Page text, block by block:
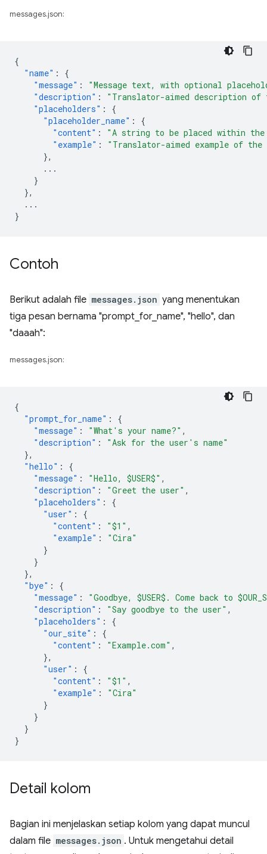
messages.json:
{
"name" :
{
"message" :
"Message text, with optional
"description" :
"Translator-aimed description of
"placeholders" :
{
"placeholder_name" :
{
"content" :
"A string to be placed within the
"example" :
"Translator-aimed example of
},
...
}
},
...
}
Contoh
Berikut adalah file messages.json yang menentukan
tiga pesan bernama "prompt_for_name", "hello", dan
"daaah":
messages.json:
{
"prompt_for_name" :
{
"message" : "What's your name?" ,
"description" :
"Ask for the user's name"
},
"hello" :
{
"message" : "Hello, $USER$" ,
"description" : "Greet the user" ,
"placeholders" :
{
"user" :
{
"content" : "$1" ,
"example" :
"Cira"
}
}
},
"bye" :
{
"message" :
"Goodbye, $USER$. Come back to
"description" : "Say goodbye to the user" ,
"placeholders" :
{
"our_site" :
{
"content" : "Example.com" ,
},
"user" :
{
"content" : "$1" ,
"example" :
"Cira"
}
}
}
}
Detail kolom
Bagian ini menjelaskan setiap kolom yang dapat muncul
dalam file messages.json . Untuk mengetahui detail